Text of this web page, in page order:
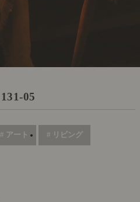
131-05
# アート # リビング